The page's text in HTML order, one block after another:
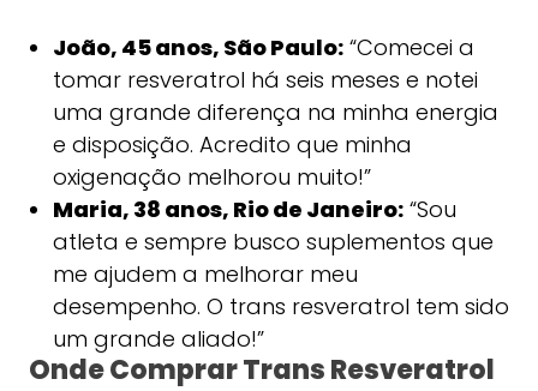
João, 45 anos, São Paulo:“Comecei a
tomar resveratrol há seis meses e notei
uma grande diferença na minha energia
e disposição. Acredito que minha
oxigenação melhorou muito!”
Maria, 38 anos, Rio de Janeiro:“Sou
atleta e sempre busco suplementos que
me ajudem a melhorar meu
desempenho. O trans resveratrol tem sido
um grande aliado!”
Onde Comprar Trans Resveratrol